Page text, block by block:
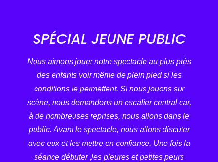
SPÉCIAL JEUNE PUBLIC
Nous aimons jouer notre spectacle au plus près
des enfants voir même de plein pied si les
conditions le permettent. Si nous jouons sur
scène, nous demandons un escalier central car,
à de nombreuses reprises, nous allons dans le
public. Avant le spectacle, nous allons discuter
avec eux et les mettre en confiance. Une fois la
séance débuter ,les pleures et petites peurs